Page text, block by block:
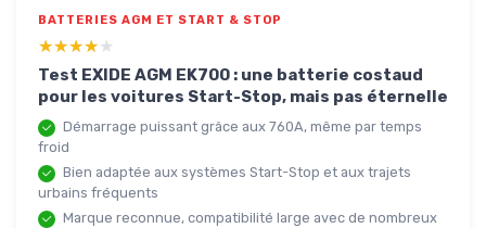
BATTERIES AGM ET START & STOP
★★★★★
★★★★★
Test EXIDE AGM EK700 : une batterie costaud
pour les voitures Start-Stop, mais pas éternelle
Démarrage puissant grâce aux 760A, même par temps
froid
Bien adaptée aux systèmes Start-Stop et aux trajets
urbains fréquents
Marque reconnue, compatibilité large avec de nombreux